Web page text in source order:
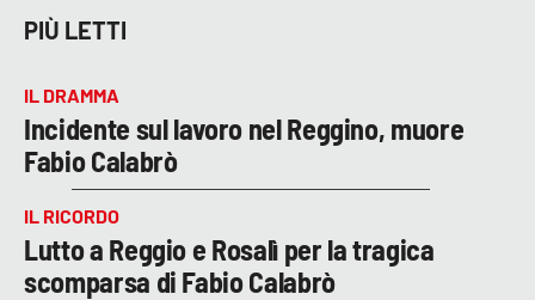
PIÙ LETTI
IL DRAMMA
Incidente sul lavoro nel Reggino, muore
Fabio Calabrò
IL RICORDO
Lutto a Reggio e Rosalì per la tragica
scomparsa di Fabio Calabrò